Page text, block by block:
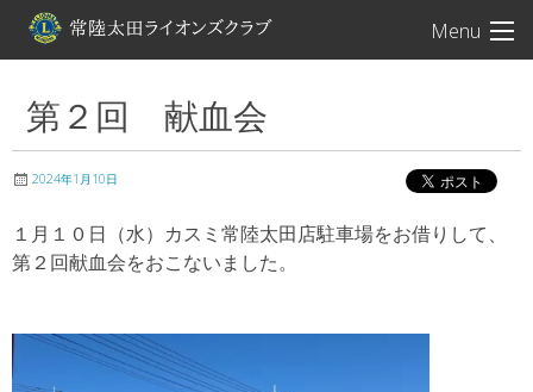
Menu
常陸太田ライオン
第２回 献血会
2024年1月10日
１月１０日（水）カスミ常陸太田店駐車場をお借りして、
第２回献血会をおこないました。